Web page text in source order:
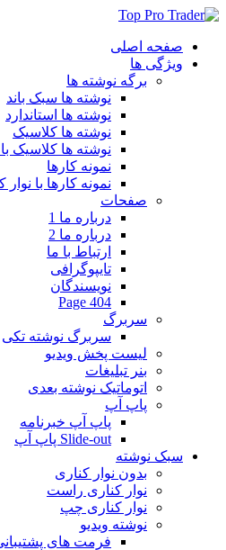
صفحه اصلی
ویژگی ها
برگه نوشته ها
نوشته ها سبک باند
نوشته ها استاندارد
نوشته ها کلاسیک
نوشته ها کلاسیک
نمونه کارها
نمونه کارها با نوار
صفحات
درباره ما 1
درباره ما 2
ارتباط با ما
تایپوگرافی
نویسندگان
404 Page
سربرگ
سربرگ نوشته تکی
لیست پخش ویدیو
بنر تبلیغات
اتوماتیک نوشته بعدی
پاپ آپ
پاپ آپ خبرنامه
Slide-out پاپ آپ
سبک نوشته
بدون نوار کناری
نوار کناری راست
نوار کناری چپ
نوشته ویدیو
فرمت های